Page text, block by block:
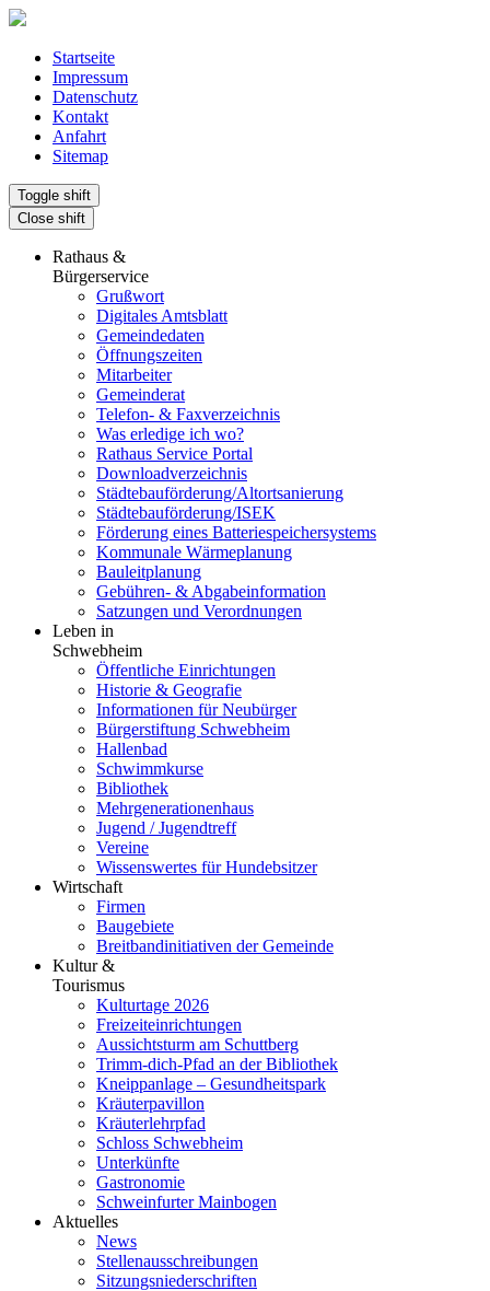
Startseite
Impressum
Datenschutz
Kontakt
Anfahrt
Sitemap
Toggle shift
Close shift
Rathaus &
Bürgerservice
Grußwort
Digitales Amtsblatt
Gemeindedaten
Öffnungszeiten
Mitarbeiter
Gemeinderat
Telefon- & Faxverzeichnis
Was erledige ich wo?
Rathaus Service Portal
Downloadverzeichnis
Städtebauförderung/Altortsanierung
Städtebauförderung/ISEK
Förderung eines Batteriespeichersystems
Kommunale Wärmeplanung
Bauleitplanung
Gebühren- & Abgabeinformation
Satzungen und Verordnungen
Leben in
Schwebheim
Öffentliche Einrichtungen
Historie & Geografie
Informationen für Neubürger
Bürgerstiftung Schwebheim
Hallenbad
Schwimmkurse
Bibliothek
Mehrgenerationenhaus
Jugend / Jugendtreff
Vereine
Wissenswertes für Hundebsitzer
Wirtschaft
Firmen
Baugebiete
Breitbandinitiativen der Gemeinde
Kultur &
Tourismus
Kulturtage 2026
Freizeiteinrichtungen
Aussichtsturm am Schuttberg
Trimm-dich-Pfad an der Bibliothek
Kneippanlage – Gesundheitspark
Kräuterpavillon
Kräuterlehrpfad
Schloss Schwebheim
Unterkünfte
Gastronomie
Schweinfurter Mainbogen
Aktuelles
News
Stellenausschreibungen
Sitzungsniederschriften